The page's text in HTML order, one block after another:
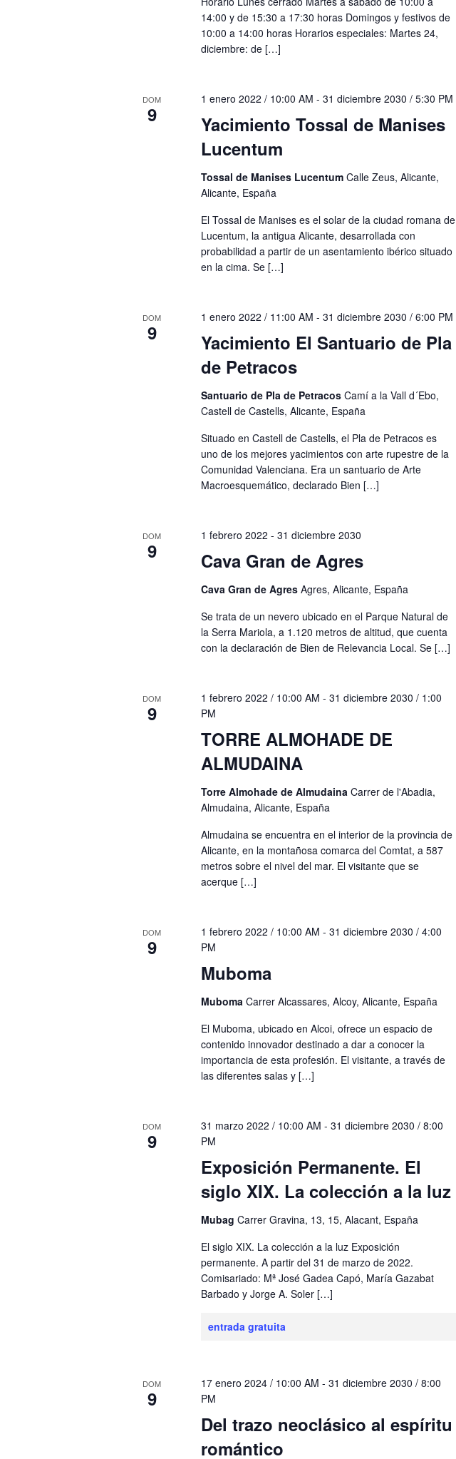
14:00 y de 15:30 a 17:30 horas Domingos y festivos de
10:00 a 14:00 horas Horarios especiales: Martes 24,
diciembre: de […]
DOM
9
Yacimiento Tossal de Manises
Lucentum
1 enero 2022 / 10:00 AM -31 diciembre 2030 / 5:30 PM
Tossal de Manises LucentumCalle Zeus, Alicante,
Alicante, España
El Tossal de Manises es el solar de la ciudad romana de
Lucentum, la antigua Alicante, desarrollada con
probabilidad a partir de un asentamiento ibérico situado
en la cima. Se […]
DOM
9
Yacimiento El Santuario de Pla
de Petracos
1 enero 2022 / 11:00 AM -31 diciembre 2030 / 6:00 PM
Santuario de Pla de PetracosCamí a la Vall d´Ebo,
Castell de Castells, Alicante, España
Situado en Castell de Castells, el Pla de Petracos es
uno de los mejores yacimientos con arte rupestre de la
Comunidad Valenciana. Era un santuario de Arte
Macroesquemático, declarado Bien […]
DOM
9 Cava Gran de Agres
1 febrero 2022 -31 diciembre 2030
Cava Gran de AgresAgres, Alicante, España
Se trata de un nevero ubicado en el Parque Natural de
la Serra Mariola, a 1.120 metros de altitud, que cuenta
con la declaración de Bien de Relevancia Local. Se […]
DOM
9
TORRE ALMOHADE DE
ALMUDAINA
1 febrero 2022 / 10:00 AM -31 diciembre 2030 / 1:00
PM
Torre Almohade de AlmudainaCarrer de l'Abadia,
Almudaina, Alicante, España
Almudaina se encuentra en el interior de la provincia de
Alicante, en la montañosa comarca del Comtat, a 587
metros sobre el nivel del mar. El visitante que se
acerque […]
DOM
9
Muboma
1 febrero 2022 / 10:00 AM -31 diciembre 2030 / 4:00
PM
MubomaCarrer Alcassares, Alcoy, Alicante, España
El Muboma, ubicado en Alcoi, ofrece un espacio de
contenido innovador destinado a dar a conocer la
importancia de esta profesión. El visitante, a través de
las diferentes salas y […]
DOM
9
Exposición Permanente. El
siglo XIX. La colección a la luz
31 marzo 2022 / 10:00 AM -31 diciembre 2030 / 8:00
PM
MubagCarrer Gravina, 13, 15, Alacant, España
El siglo XIX. La colección a la luz Exposición
permanente. A partir del 31 de marzo de 2022.
Comisariado: Mª José Gadea Capó, María Gazabat
Barbado y Jorge A. Soler […]
entrada gratuita
DOM
9
Del trazo neoclásico al espíritu
romántico
17 enero 2024 / 10:00 AM -31 diciembre 2030 / 8:00
PM